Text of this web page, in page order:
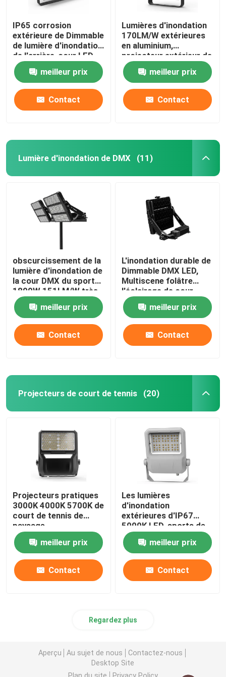
IP65 corrosion
extérieure de Dimmable
de lumière d'inondation
de l'arrière-cour LED
anti
meilleur prix
Contact
Lumières d'inondation
170LM/W extérieures
en aluminium,
projecteur extérieur de
Multiscene LED
meilleur prix
Contact
Lumière d'inondation de DMX (11)
obscurcissement de la
lumière d'inondation de
la cour DMX du sport
1800W 151LM/W très
efficace
meilleur prix
Contact
L'inondation durable de
Dimmable DMX LED,
Multiscene folâtre
l'éclairage de cour
meilleur prix
Contact
Projecteurs de court de tennis (20)
Projecteurs pratiques
3000K 4000K 5700K de
court de tennis de
paysage
meilleur prix
Contact
Les lumières
d'inondation
extérieures d'IP67
5000K LED, sports de
Dimmable lancent des
projecteursmeilleur prix
Contact
Regardez plus
Aperçu Au sujet de nous
Contactez-nous
Desktop Site
Plan du site
Privacy Policy